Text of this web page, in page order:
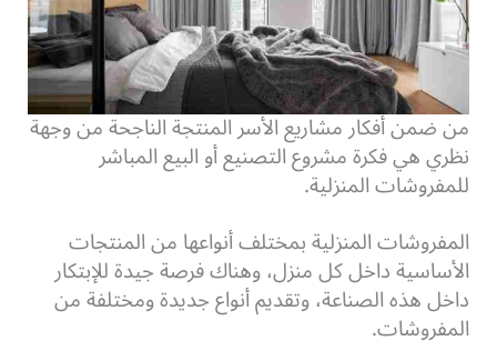
من ضمن أفكار مشاريع الأسر المنتجة الناجحة من وجهة
نظري هي فكرة مشروع التصنيع أو البيع المباشر
للمفروشات المنزلية.
المفروشات المنزلية بمختلف أنواعها من المنتجات
الأساسية داخل كل منزل، وهناك فرصة جيدة للإبتكار
داخل هذه الصناعة، وتقديم أنواع جديدة ومختلفة من
المفروشات.